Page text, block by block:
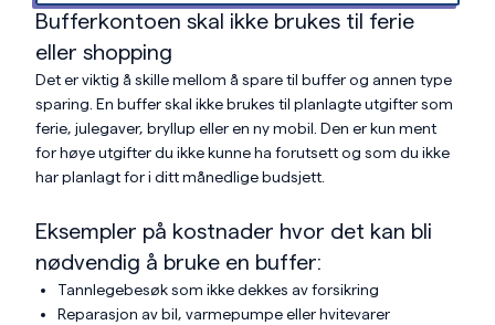
Bufferkontoen skal ikke brukes til ferie
eller shopping
Det er viktig å skille mellom å spare til buffer og annen type
sparing. En buffer skal ikke brukes til planlagte utgifter som
ferie, julegaver, bryllup eller en ny mobil. Den er kun ment
for høye utgifter du ikke kunne ha forutsett og som du ikke
har planlagt for i ditt månedlige budsjett.
Eksempler på kostnader hvor det kan bli
nødvendig å bruke en buffer:
Tannlegebesøk som ikke dekkes av forsikring
Reparasjon av bil, varmepumpe eller hvitevarer